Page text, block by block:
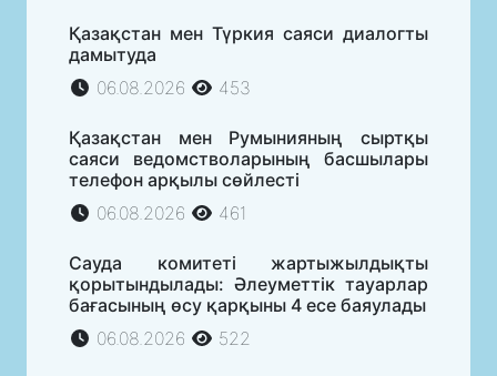
Қазақстан мен Түркия саяси диалогты
дамытуда
06.08.2026
453
Қазақстан мен Румынияның сыртқы
саяси ведомстволарының басшылары
телефон арқылы сөйлесті
06.08.2026
461
Сауда комитеті жартыжылдықты
қорытындылады: Әлеуметтік тауарлар
бағасының өсу қарқыны 4 есе баяулады
06.08.2026
522